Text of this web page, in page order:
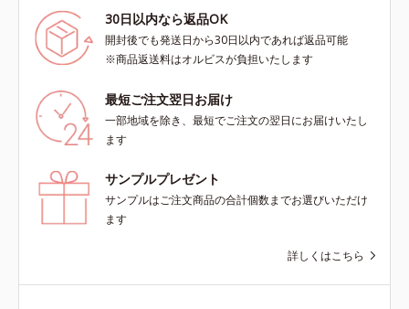
30日以内なら返品OK
開封後でも発送日から30日以内であれば返品可能
※商品返送料はオルビスが負担いたします
最短ご注文翌日お届け
一部地域を除き、最短でご注文の翌日にお届けいたし
ます
サンプルプレゼント
サンプルはご注文商品の合計個数までお選びいただけ
ます
詳しくはこちら